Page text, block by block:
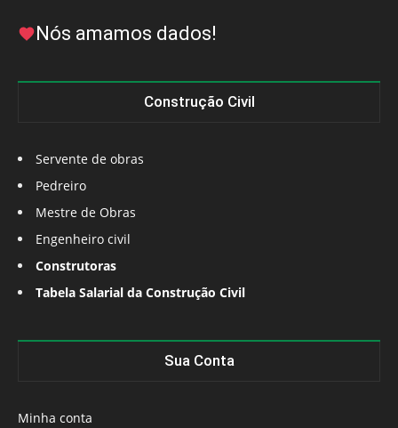
Nós amamos dados!
Construção Civil
Servente de obras
Pedreiro
Mestre de Obras
Engenheiro civil
Construtoras
Tabela Salarial da Construção Civil
Sua Conta
Minha conta